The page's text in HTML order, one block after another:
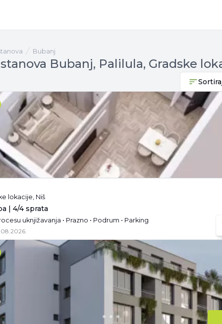
Bubanj
Bubanj, Palilula, Gradske
lokacije, Niš
| 4/4 sprata
uknjižavanja • Prazno • Podrum • Parking